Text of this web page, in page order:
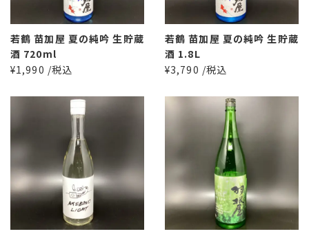
若鶴 苗加屋 夏の純吟 生貯蔵
酒 720ml
¥1,990 /税込
若鶴 苗加屋 夏の純吟 生貯蔵
酒 1.8L
¥3,790 /税込